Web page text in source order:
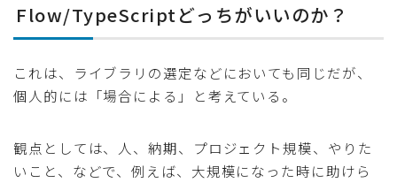
Flow/TypeScriptどっちがいいのか？
これは、ライブラリの選定などにおいても同じだが、
個人的には「場合による」と考えている。
観点としては、人、納期、プロジェクト規模、やりた
いこと、などで、例えば、大規模になった時に助けら